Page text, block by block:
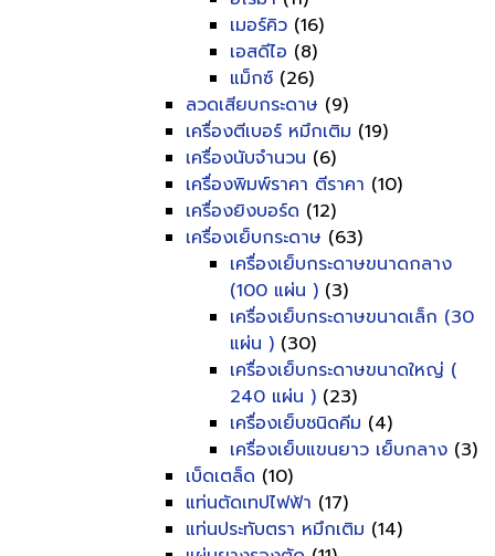
เมอร์คิว (16)
เอสดีไอ (8)
แม็กซ์ (26)
ลวดเสียบกระดาษ (9)
เครื่องตีเบอร์ หมึกเติม (19)
เครื่องนับจำนวน (6)
เครื่องพิมพ์ราคา ตีราคา (10)
เครื่องยิงบอร์ด (12)
เครื่องเย็บกระดาษ (63)
เครื่องเย็บกระดาษขนาดกลาง
(100 แผ่น ) (3)
เครื่องเย็บกระดาษขนาดเล็ก (30
แผ่น ) (30)
เครื่องเย็บกระดาษขนาดใหญ่ (
240 แผ่น ) (23)
เครื่องเย็บชนิดคีม (4)
เครื่องเย็บแขนยาว เย็บกลาง (3)
เบ็ดเตล็ด (10)
แท่นตัดเทปไฟฟ้า (17)
แท่นประทับตรา หมึกเติม (14)